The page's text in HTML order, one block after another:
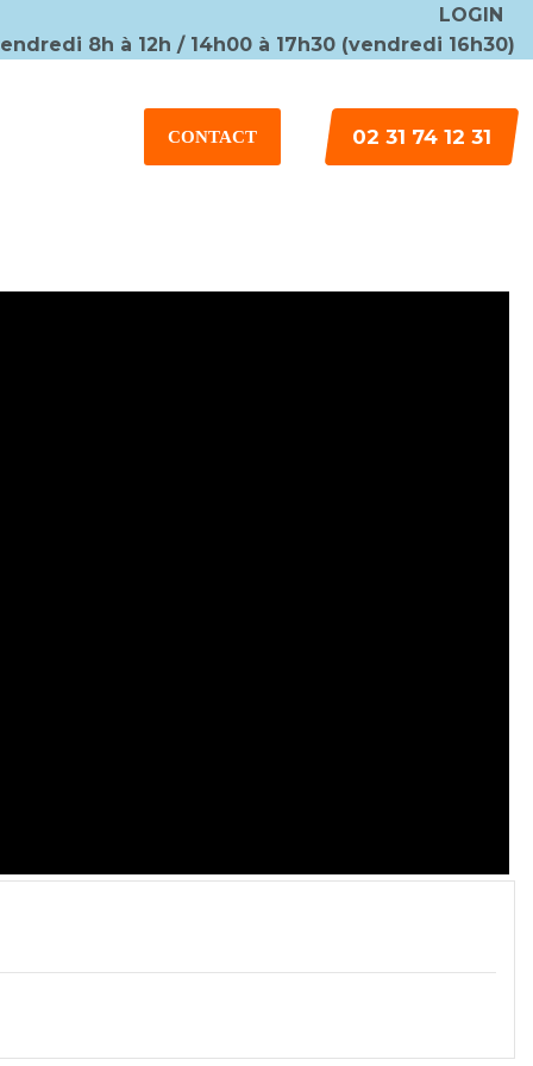
LOGIN
8h à 12h / 14h00 à 17h30 (vendredi 16h30)
CONTACT 02 31 74 12 31